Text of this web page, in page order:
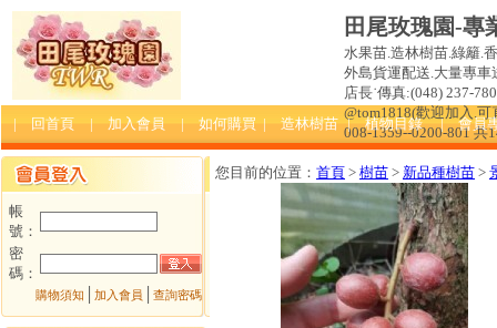
田尾玫瑰園-專
水果苗.造林樹苗.綠籬.
外島貨運配送.大量專車
店長˙傳真:(048) 237-
@tom1818(歡迎加入.
008-1359--0200-801 共
| 回首頁 | 加入會員 | 如何購買 | 造林樹苗 | 植物目錄 | 會員
帳
號：
密
碼：
購物須知 加入會員 查詢密碼
您目前的位置： 首頁 > 樹苗 > 新品種樹苗 >